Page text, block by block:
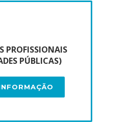
PROFISSIONAIS
PÚBLICAS)